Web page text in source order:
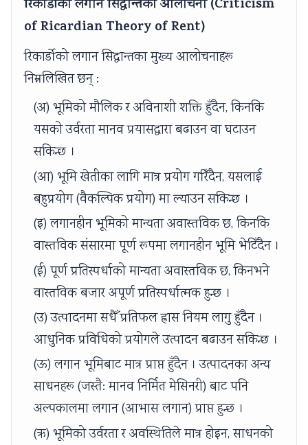
रिकार्डोको लगान सिद्धान्तको आलोचना (Criticism
of Ricardian Theory of Rent)
रिकार्डोको लगान सिद्धान्तका मुख्य आलोचनाहरू
निम्नलिखित छन् :
(अ) भूमिको मौलिक र अविनाशी शक्ति हुँदैन, किनकि
यसको उर्वरता मानव प्रयासद्वारा बढाउन वा घटाउन
सकिन्छ ।
(आ) भूमि खेतीका लागि मात्र प्रयोग गरिँदैन, यसलाई
बहुप्रयोग (वैकल्पिक प्रयोग) मा ल्याउन सकिन्छ ।
(इ) लगानहीन भूमिको मान्यता अवास्तविक छ, किनकि
वास्तविक संसारमा पूर्ण रूपमा लगानहीन भूमि भेटिँदैन ।
(ई) पूर्ण प्रतिस्पर्धाको मान्यता अवास्तविक छ, किनभने
वास्तविक बजार अपूर्ण प्रतिस्पर्धात्मक हुन्छ ।
(उ) उत्पादनमा सधैँ प्रतिफल ह्रास नियम लागु हुँदैन ।
आधुनिक प्रविधिको प्रयोगले उत्पादन बढाउन सकिन्छ ।
(ऊ) लगान भूमिबाट मात्र प्राप्त हुँदैन । उत्पादनका अन्य
साधनहरू (जस्तै: मानव निर्मित मेसिनरी) बाट पनि
अल्पकालमा लगान (आभास लगान) प्राप्त हुन्छ ।
(ऋ) भूमिको उर्वरता र अवस्थितिले मात्र होइन, साधनको